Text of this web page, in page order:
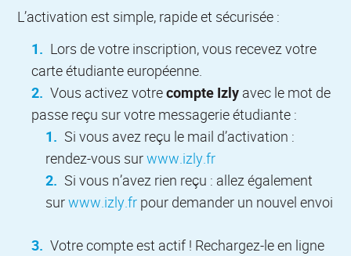
L’activation est simple, rapide et sécurisée :
Lors de votre inscription, vous recevez votre
carte étudiante européenne.
Vous activez votrecompte Izly avec le mot de
passe reçu sur votre messagerie étudiante :
Si vous avez reçu le mail d’activation :
rendez-vous surwww.izly.fr
Si vous n’avez rien reçu : allez également
surwww.izly.fr pour demander un nouvel envoi
Votre compte est actif ! Rechargez-le en ligne